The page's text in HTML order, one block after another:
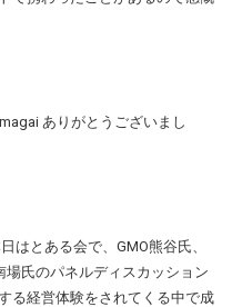
ありがとうございまし
はとある会で、GMO熊谷氏、
氏のパネルディスカッション
る経営体験をされてくる中で成